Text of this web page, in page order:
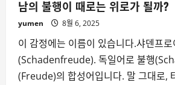
남의 불행이 때로는 위로가 될까?
yumen 8월 6, 2025
이 감정에는 이름이 있습니다.샤덴프로
(Schadenfreude). 독일어로 불행
(Freude)의 합성어입니다. 말 그대로,